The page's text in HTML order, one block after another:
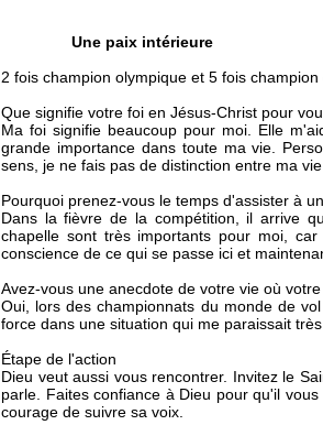
Une paix intérieure
2 fois champion olympique et 5 fois
Que signifie votre foi en Jésus-Christ pour
Ma foi signifie beaucoup pour moi. Elle
grande importance dans toute ma vie.
sens, je ne fais pas de distinction entre ma
Pourquoi prenez-vous le temps d'assister à
Dans la fièvre de la compétition, il arrive
chapelle sont très importants pour moi,
conscience de ce qui se passe ici et
Avez-vous une anecdote de votre vie où
Oui, lors des championnats du monde de
force dans une situation qui me paraissait très
Étape de l'action
Dieu veut aussi vous rencontrer. Invitez le
parle. Faites confiance à Dieu pour qu'il
courage de suivre sa voix.